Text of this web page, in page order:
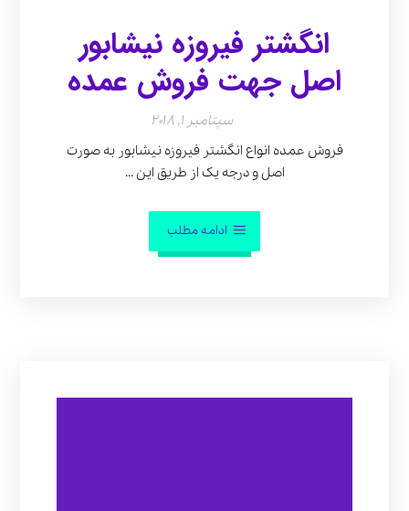
انگشتر فیروزه نیشابور
اصل جهت فروش عمده
سپتامبر 1, 2018
فروش عمده انواع انگشتر فیروزه نیشابور به صورت
اصل و درجه یک از طریق این ...
ادامه مطلب